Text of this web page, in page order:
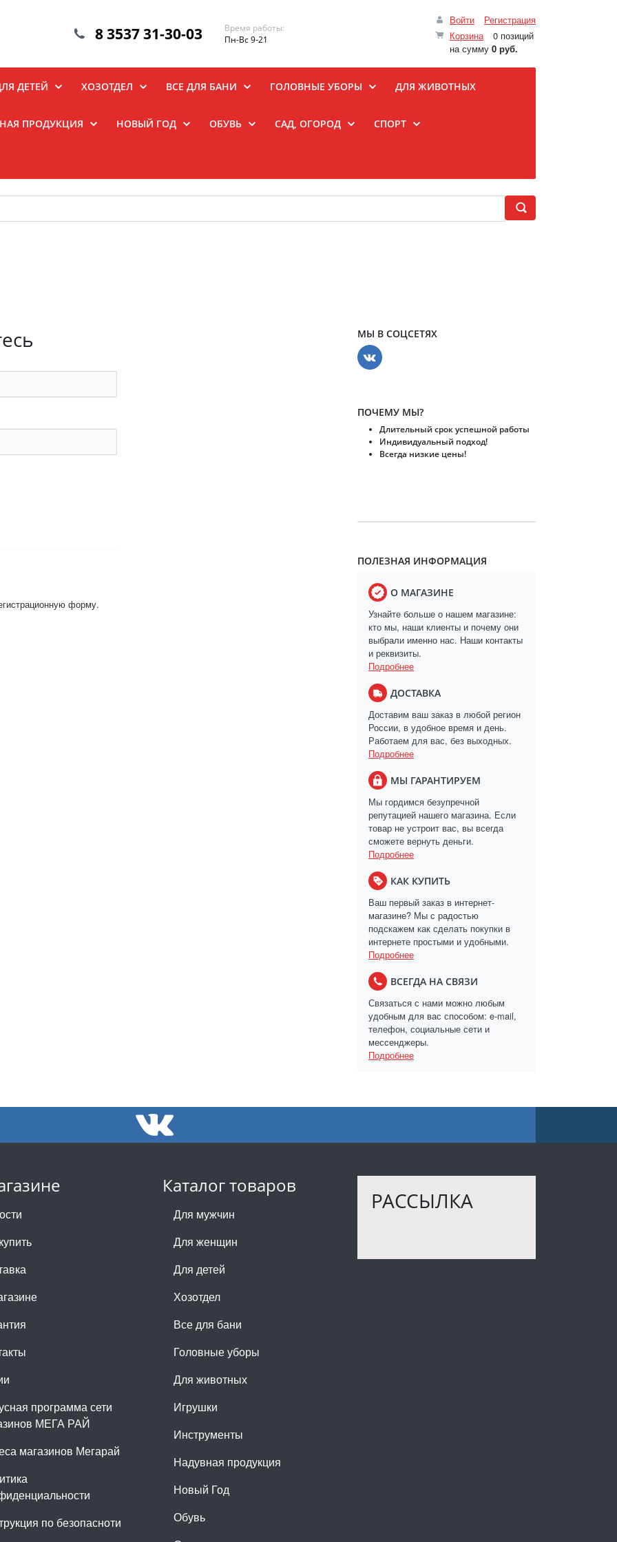
Войти
Регистрация
Корзина
0 позиций
на сумму 0 руб.
8 3537 31-30-03
Время работы:
Пн-Вс 9-21
ДЕТЕЙ ХОЗОТДЕЛ ВСЕ ДЛЯ БАНИ ГОЛОВНЫЕ УБОРЫ ДЛЯ ЖИВОТНЫХ
ПРОДУКЦИЯ НОВЫЙ ГОД ОБУВЬ САД, ОГОРОД СПОРТ
форму.
МЫ В СОЦСЕТЯХ
ПОЧЕМУ МЫ?
Длительный срок успешной работы
Индивидуальный подход!
Всегда низкие цены!
ПОЛЕЗНАЯ ИНФОРМАЦИЯ
О МАГАЗИНЕ
Узнайте больше о нашем магазине:
кто мы, наши клиенты и почему они
выбрали именно нас. Наши контакты
и реквизиты.
Подробнее
ДОСТАВКА
Доставим ваш заказ в любой регион
России, в удобное время и день.
Работаем для вас, без выходных.
Подробнее
МЫ ГАРАНТИРУЕМ
Мы гордимся безупречной
репутацией нашего магазина. Если
товар не устроит вас, вы всегда
сможете вернуть деньги.
Подробнее
КАК КУПИТЬ
Ваш первый заказ в интернет-
магазине? Мы с радостью
подскажем как сделать покупки в
интернете простыми и удобными.
Подробнее
ВСЕГДА НА СВЯЗИ
Связаться с нами можно любым
удобным для вас способом: e-mail,
телефон, социальные сети и
мессенджеры.
Подробнее
программа сети
МЕГА РАЙ
магазинов Мегарай
по безопасноти
Каталог товаров
Для мужчин
Для женщин
Для детей
Хозотдел
Все для бани
Головные уборы
Для животных
Игрушки
Инструменты
Надувная продукция
Новый Год
Обувь
РАССЫЛКА